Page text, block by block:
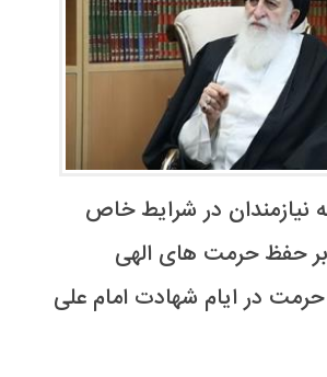
نیازمندان در شرایط خاص
حفظ حرمت های الهی
در ایام شهادت امام علی